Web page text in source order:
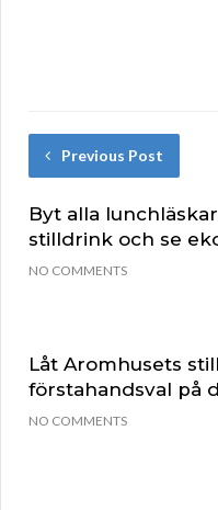
Previous Post
Byt alla
stilldrink och se
NO COMMENTS
Låt Aromhusets
förstahandsval på
NO COMMENTS